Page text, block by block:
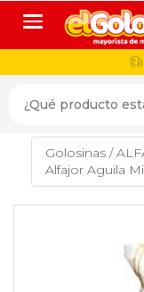
Toggle navigation
Golosinas /
Alfajor Aguila